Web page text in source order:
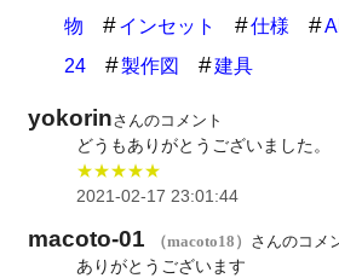
物
インセット 仕様
24
製作図 建具
yokorinさんのコメント
どうもありがとうございました。
★★★★★
2021-02-17 23:01:44
macoto-01 （macoto18） さんのコメ
ありがとうございます